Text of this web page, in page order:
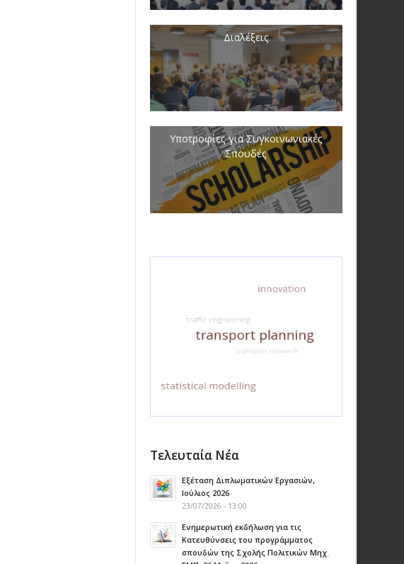
Διαλέξεις
Υποτροφίες για Συγκοινωνιακές
Σπουδές
Τελευταία Νέα
Εξέταση Διπλωματικών Εργασιών,
Ιούλιος 2026
23/07/2026 - 13:00
Ενημερωτική εκδήλωση για τις
Κατευθύνσεις του προγράμματος
σπουδών της Σχολής Πολιτικών Μηχ.